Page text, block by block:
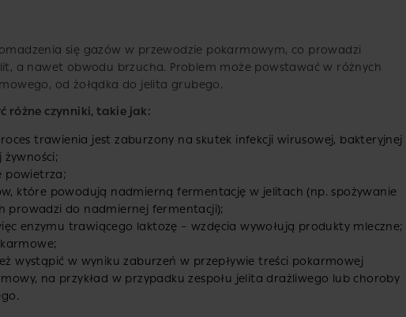
się gazów w przewodzie pokarmowym, co prowadzi
a nawet obwodu brzucha. Problem może powstawać w różnych
od żołądka do jelita grubego.
różne czynniki, takie jak:
trawienia jest zaburzony na skutek infekcji wirusowej, bakteryjnej
żywności;
powietrza;
które powodują nadmierną fermentację w jelitach (np. spożywanie
prowadzi do nadmiernej fermentacji);
enzymu trawiącego laktozę – wzdęcia wywołują produkty mleczne;
wystąpić w wyniku zaburzeń w przepływie treści pokarmowej
na przykład w przypadku zespołu jelita drażliwego lub choroby